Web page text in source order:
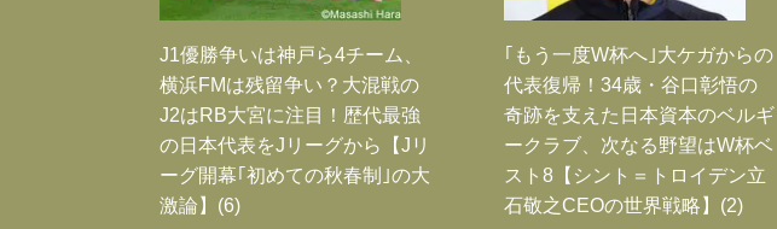
J1優勝争いは神戸ら4チーム、
横浜FMは残留争い？大混戦の
J2はRB大宮に注目！歴代最強
の日本代表をJリーグから【Jリ
ーグ開幕｢初めての秋春制｣の大
激論】(6)
｢もう一度W杯へ｣大ケガからの
代表復帰！34歳・谷口彰悟の
奇跡を支えた日本資本のベルギ
ークラブ、次なる野望はW杯ベ
スト8【シント＝トロイデン立
石敬之CEOの世界戦略】(2)